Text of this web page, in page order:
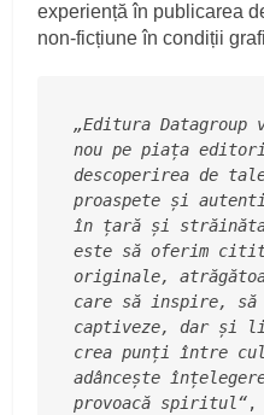
experiență în publicarea
non-ficțiune în condiții
„Editura Datagroup
nou pe piața
descoperirea de
proaspete și
în țară și
este să oferim
originale,
care să inspire, să
captiveze, dar și
crea punți între
adâncește
provoacă spiritul“,